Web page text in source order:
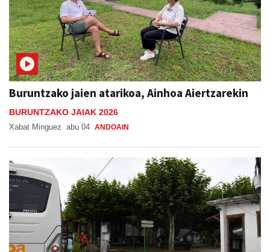
Buruntzako jaien atarikoa, Ainhoa Aiertzarekin
BURUNTZAKO JAIAK 2026
Xabat Minguez abu 04 ANDOAIN